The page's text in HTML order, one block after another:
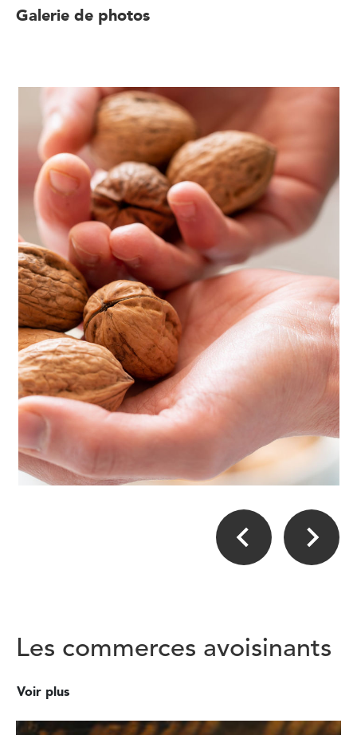
Galerie de photos
Les commerces avoisinants
Voir plus